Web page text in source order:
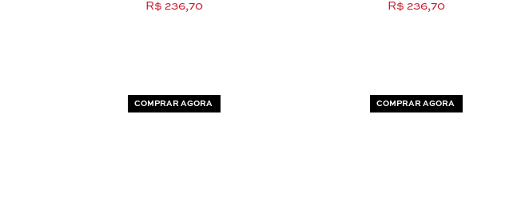
R$ 236,70
COMPRAR AGORA
R$ 236,70
COMPRAR AGORA